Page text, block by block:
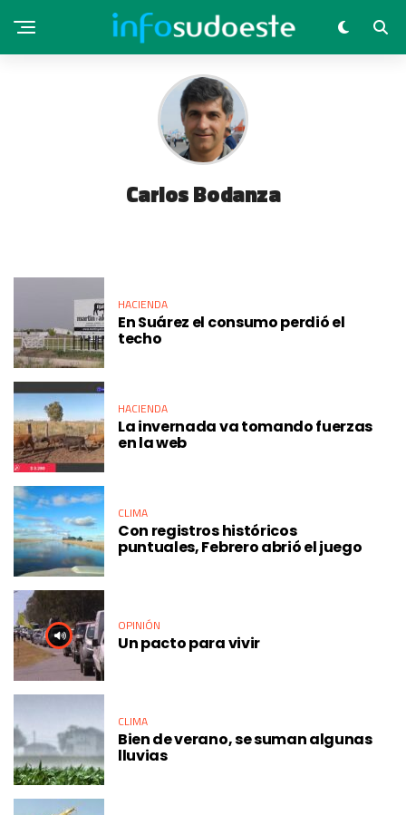
Carlos Bodanza
HACIENDA
En Suárez el consumo perdió el
techo
HACIENDA
La invernada va tomando fuerzas
en la web
CLIMA
Con registros históricos
puntuales, Febrero abrió el juego
OPINIÓN
Un pacto para vivir
CLIMA
Bien de verano, se suman algunas
lluvias